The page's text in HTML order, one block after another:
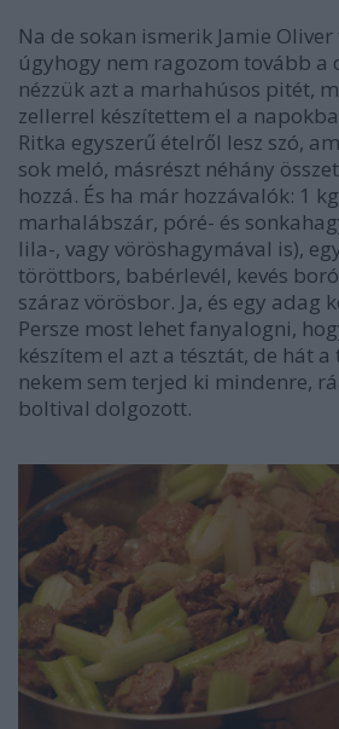
Na de sokan ismerik Jamie Oliver
úgyhogy nem ragozom tovább a
nézzük azt a marhahúsos pitét,
zellerrel készítettem el a
Ritka egyszerű ételről lesz szó,
sok meló, másrészt néhány
hozzá. És ha már hozzávalók: 1
marhalábszár, póré- és
lila-, vagy vöröshagymával is),
töröttbors, babérlevél, kevés
száraz vörösbor. Ja, és egy adag
Persze most lehet fanyalogni,
készítem el azt a tésztát, de hát
nekem sem terjed ki mindenre,
boltival dolgozott.